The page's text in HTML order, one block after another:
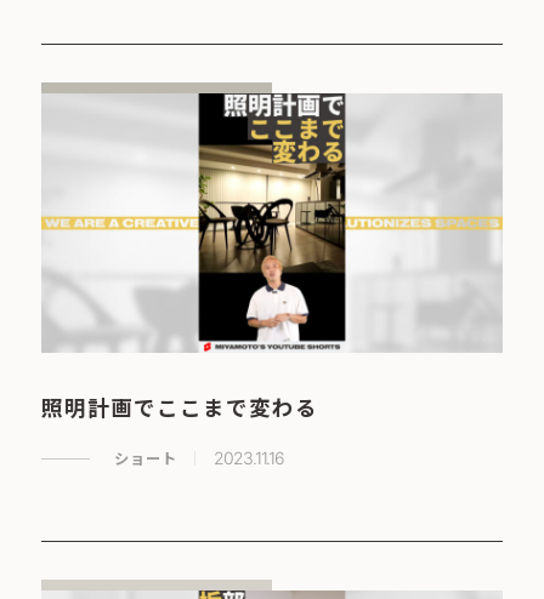
照明計画でここまで変わる
ショート 2023.11.16